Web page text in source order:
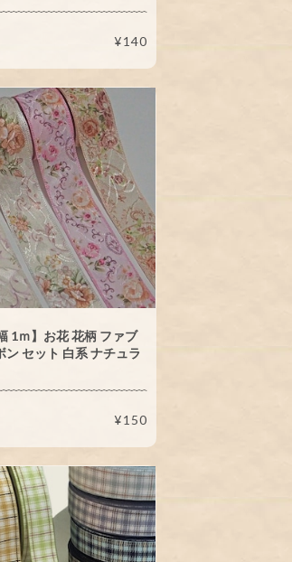
¥140
1ｍ】お花 花柄 ファブ
ン セット 白系 ナチュラ
¥150